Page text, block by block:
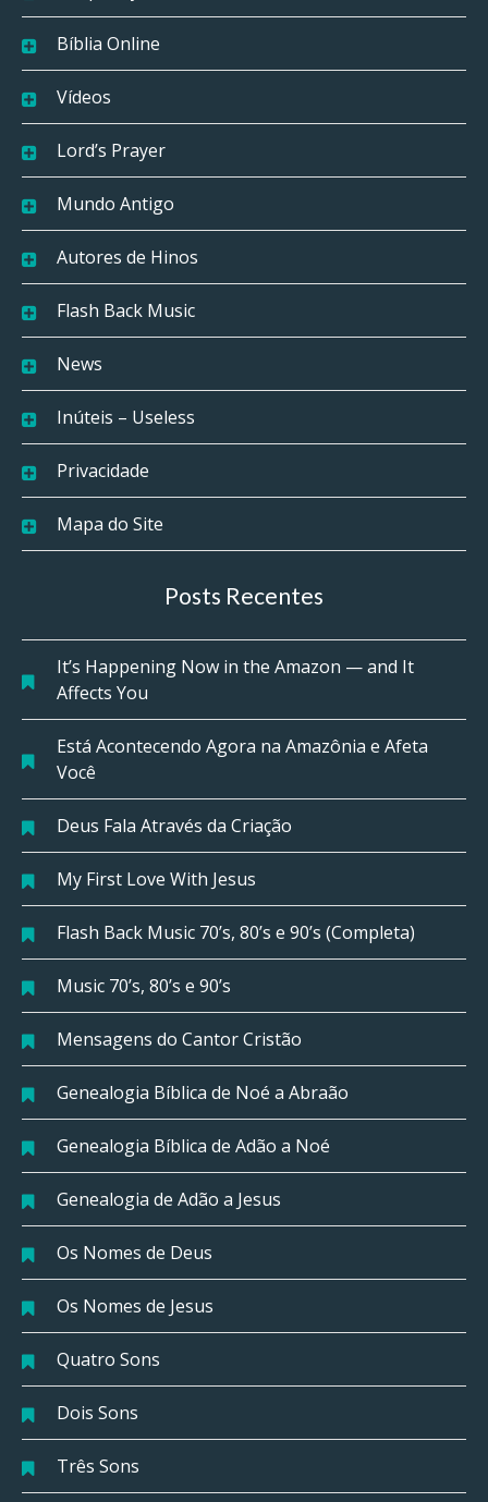
Bíblia Online
Vídeos
Lord’s Prayer
Mundo Antigo
Autores de Hinos
Flash Back Music
News
Inúteis – Useless
Privacidade
Mapa do Site
Posts Recentes
It’s Happening Now in the Amazon — and It
Affects You
Está Acontecendo Agora na Amazônia e Afeta
Você
Deus Fala Através da Criação
My First Love With Jesus
Flash Back Music 70’s, 80’s e 90’s (Completa)
Music 70’s, 80’s e 90’s
Mensagens do Cantor Cristão
Genealogia Bíblica de Noé a Abraão
Genealogia Bíblica de Adão a Noé
Genealogia de Adão a Jesus
Os Nomes de Deus
Os Nomes de Jesus
Quatro Sons
Dois Sons
Três Sons